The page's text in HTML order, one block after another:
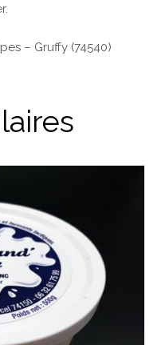
– Gruffy (74540)